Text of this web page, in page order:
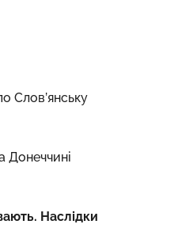
Слов’янську
Донеччині
Наслідки